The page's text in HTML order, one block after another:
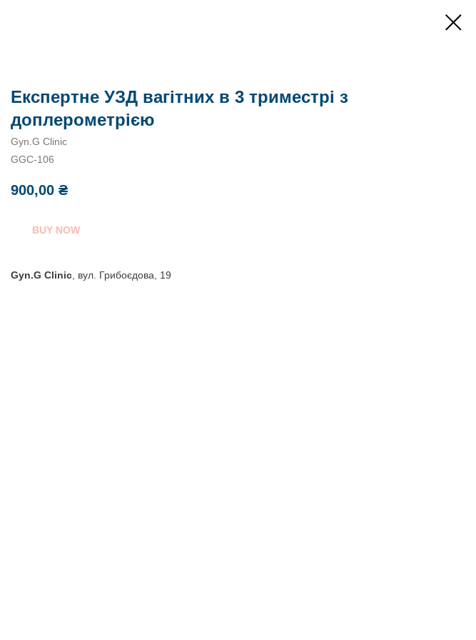
Експертне УЗД вагітних в 3 триместрі з
доплерометрією
Gyn.G Clinic
GGC-106
900,00 ₴
BUY NOW
Gyn.G Clinic, вул. Грибоєдова, 19